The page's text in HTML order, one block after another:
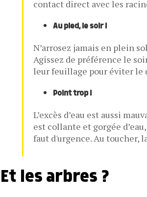
contact direct avec les
Au pied, le soir !
N’arrosez jamais en plein
Agissez de préférence le
leur feuillage pour éviter le
Point trop !
L’excès d’eau est aussi
est collante et gorgée
faut d'urgence. Au toucher,
Et les arbres ?